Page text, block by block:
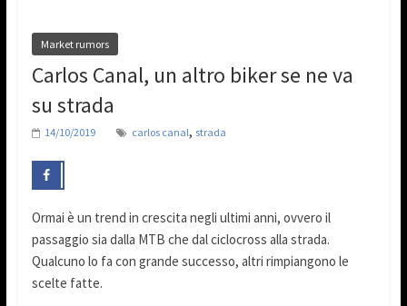
Market rumors
Carlos Canal, un altro biker se ne va
su strada
14/10/2019 carlos canal, strada
Ormai è un trend in crescita negli ultimi anni, ovvero il
passaggio sia dalla MTB che dal ciclocross alla strada.
Qualcuno lo fa con grande successo, altri rimpiangono le
scelte fatte.